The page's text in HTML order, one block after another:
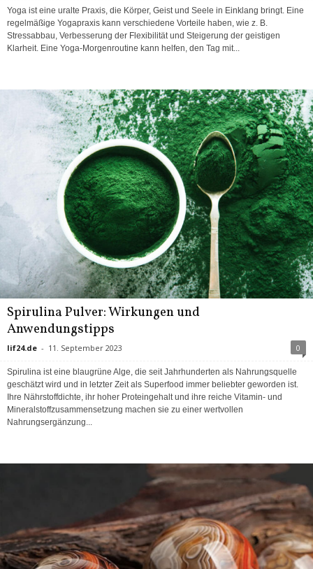
Yoga ist eine uralte Praxis, die Körper, Geist und Seele in Einklang bringt. Eine
regelmäßige Yogapraxis kann verschiedene Vorteile haben, wie z. B.
Stressabbau, Verbesserung der Flexibilität und Steigerung der geistigen
Klarheit. Eine Yoga-Morgenroutine kann helfen, den Tag mit...
Spirulina Pulver: Wirkungen und
Anwendungstipps
lif24.de - 11. September 2023 0
Spirulina ist eine blaugrüne Alge, die seit Jahrhunderten als Nahrungsquelle
geschätzt wird und in letzter Zeit als Superfood immer beliebter geworden ist.
Ihre Nährstoffdichte, ihr hoher Proteingehalt und ihre reiche Vitamin- und
Mineralstoffzusammensetzung machen sie zu einer wertvollen
Nahrungsergänzung...